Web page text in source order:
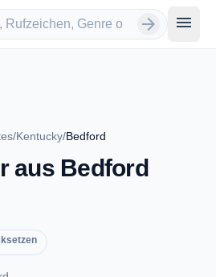
arrow_forward menu
/Kentucky/Bedford
aus Bedford